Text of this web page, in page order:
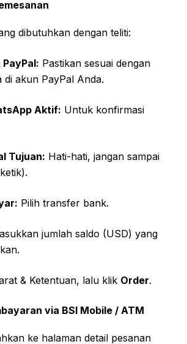
dibutuhkan dengan teliti:
Pastikan sesuai dengan
di akun PayPal Anda.
Aktif: Untuk konfirmasi
Tujuan: Hati-hati, jangan sampai
Pilih transfer bank.
jumlah saldo (USD) yang
& Ketentuan, lalu klik Order.
via BSI Mobile / ATM
ke halaman detail pesanan